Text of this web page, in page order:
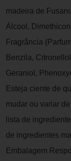
madeira de
Álcool,
Fragrância
Benzila,
Geraniol,
Esteja ciente de
mudar ou variar
lista de
de ingredientes
Embalagem